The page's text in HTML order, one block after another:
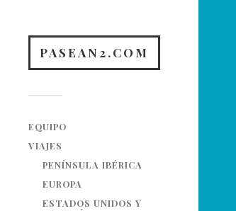
PASEAN2.COM
EQUIPO
VIAJES
PENÍNSULA IBÉRICA
EUROPA
ESTADOS UNIDOS Y